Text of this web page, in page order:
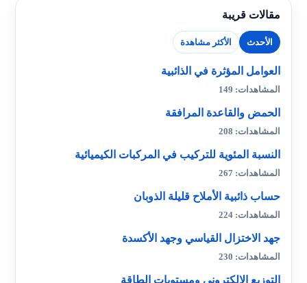
مقالات قريبة
الأحدث الأكثر مشاهدة
العوامل المؤثرة في الذائبية
المشاهدات: 149
الحمض والقاعدة المرافقة
المشاهدات: 208
النسبة المئوية للتركيب في المركبات الكيميائية
المشاهدات: 267
حساب ذائبية الأملاح قليلة الذوبان
المشاهدات: 224
جهد الاختزال القياسي وجهد الأكسدة
المشاهدات: 230
التوزيع الإلكتروني ومستويات الطاقة